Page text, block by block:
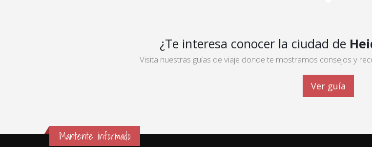
¿Te interesa conocer la ciudad de
Visita nuestras guías de viaje donde te mostramos consejos y
Ver guía
Mantente informado